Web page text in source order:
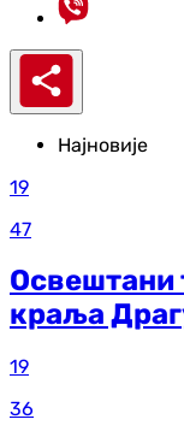
Најновије
19
47
Освештани
краља
19
36